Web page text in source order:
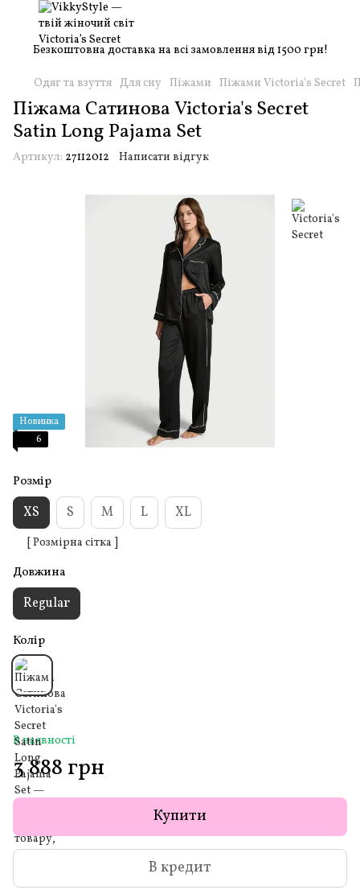
Безкоштовна доставка на всі замовлення від 1500 грн!
Одяг та взуття Для сну Піжами Піжами Victoria's Secret
Піжама Сатинова Victoria's Secret
Satin Long Pajama Set
Артикул: 27112012 Написати відгук
Новинка
6
Розмір
XS S M L XL
[ Розмірна сітка ]
Довжина
Regular
Колір
В наявності
3 888 грн
Купити
В кредит